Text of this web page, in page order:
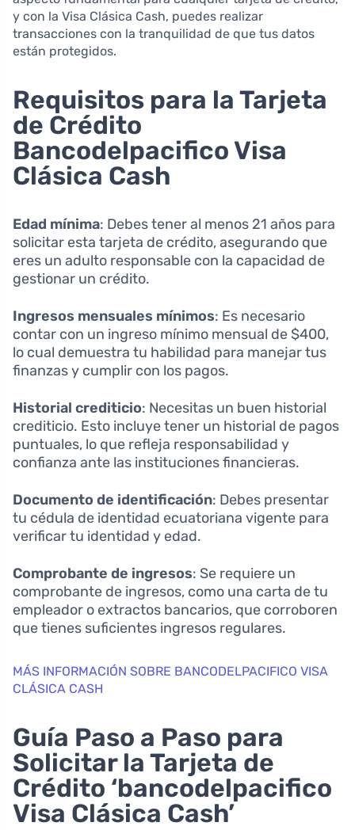
y con la Visa Clásica Cash, puedes realizar
transacciones con la tranquilidad de que tus datos
están protegidos.
Requisitos para la Tarjeta
de Crédito
Bancodelpacifico Visa
Clásica Cash
Edad mínima: Debes tener al menos 21 años para
solicitar esta tarjeta de crédito, asegurando que
eres un adulto responsable con la capacidad de
gestionar un crédito.
Ingresos mensuales mínimos: Es necesario
contar con un ingreso mínimo mensual de $400,
lo cual demuestra tu habilidad para manejar tus
finanzas y cumplir con los pagos.
Historial crediticio: Necesitas un buen historial
crediticio. Esto incluye tener un historial de pagos
puntuales, lo que refleja responsabilidad y
confianza ante las instituciones financieras.
Documento de identificación: Debes presentar
tu cédula de identidad ecuatoriana vigente para
verificar tu identidad y edad.
Comprobante de ingresos: Se requiere un
comprobante de ingresos, como una carta de tu
empleador o extractos bancarios, que corroboren
que tienes suficientes ingresos regulares.
MÁS INFORMACIÓN SOBRE BANCODELPACIFICO VISA
CLÁSICA CASH
Guía Paso a Paso para
Solicitar la Tarjeta de
Crédito ‘bancodelpacifico
Visa Clásica Cash’